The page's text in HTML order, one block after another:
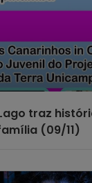
traz
(09/11)